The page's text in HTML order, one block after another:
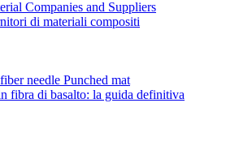
di materiali compositi
fibra di basalto: la guida definitiva